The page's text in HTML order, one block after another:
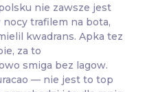
nie zawsze jest
trafilem na bota,
kwadrans. Apka tez
za to
smiga bez lagow.
— nie jest to top